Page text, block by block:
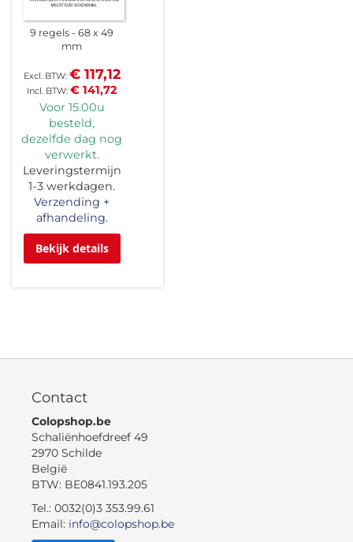
9 regels
68 x 49
mm
€ 141,72
€ 117,12
Voor 15.00u
besteld,
dezelfde dag nog
verwerkt.
Leveringstermijn
1-3 werkdagen.
Verzending +
afhandeling.
Bekijk details
Contact
Colopshop.be
Schaliënhoefdreef 49
2970 Schilde
België
BTW: BE0841.193.205
Tel.: 0032(0)3 353.99.61
Email: info@colopshop.be